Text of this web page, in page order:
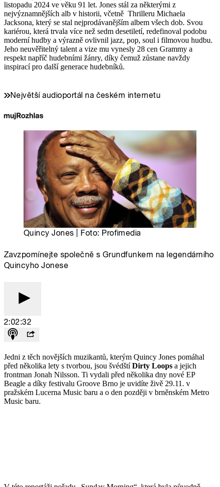
listopadu 2024 ve věku 91 let. Jones stál za některými z
nejvýznamnějších alb v historii, včetně Thrilleru Michaela
Jacksona, který se stal nejprodávanějším albem všech dob. Svou
kariérou, která trvala více než sedm desetiletí, redefinoval podobu
moderní hudby a výrazně ovlivnil jazz, pop, soul i filmovou hudbu.
Jeho neuvěřitelný talent a vize mu vynesly 28 cen Grammy a
respekt napříč hudebními žánry, díky čemuž zůstane navždy
inspirací pro další generace hudebníků.
Jedni z těch novějších muzikantů, kterým Quincy Jones pomáhal
před několika lety s tvorbou, jsou švédštíDirty Loops a jejich
frontman Jonah Nilsson. Ti vydali před několika dny nové EP
Beagle a díky festivalu Groove Brno je uvidíte živě 29.11. v
pražském Lucerna Music baru a o den později v brněnském Metro
Music baru.